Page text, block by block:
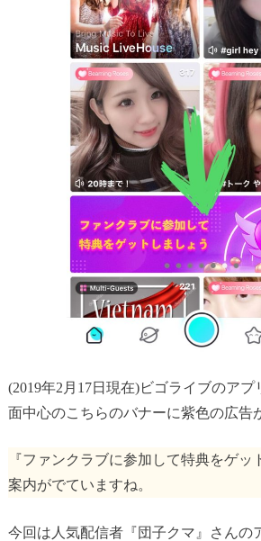
(2019年2月17日現在)ビゴライブのア
面中心のこちらのバナーに紫色の広告
『ファンクラブに参加して特典をゲッ
案内がでていますね。
今回は人気配信者『団子クマ』さんの